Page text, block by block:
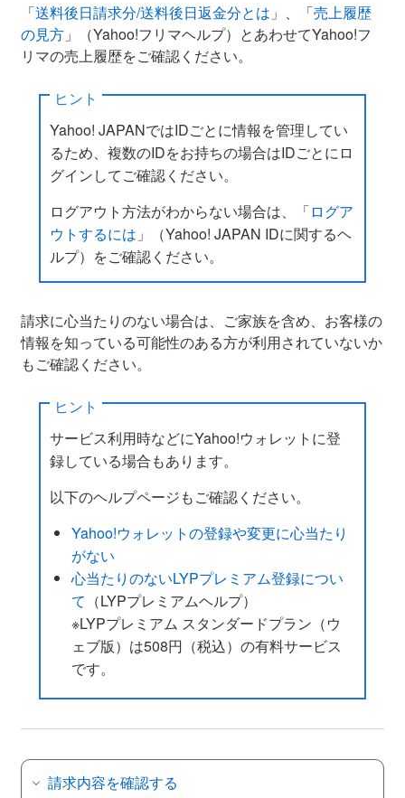
「送料後日請求分/送料後日返金分とは 」、「売上履歴
の見方 」（Yahoo!フリマヘルプ）とあわせてYahoo!フ
リマの売上履歴をご確認ください。
ヒント
Yahoo! JAPANではIDごとに情報を管理してい
るため、複数のIDをお持ちの場合はIDごとにロ
グインしてご確認ください。
ログアウト方法がわからない場合は、「ログア
ウトするには 」（Yahoo! JAPAN IDに関するヘ
ルプ）をご確認ください。
請求に心当たりのない場合は、ご家族を含め、お客様の
情報を知っている可能性のある方が利用されていないか
もご確認ください。
ヒント
サービス利用時などにYahoo!ウォレットに登
録している場合もあります。
以下のヘルプページもご確認ください。
Yahoo!ウォレットの登録や変更に心当たり
がない
心当たりのないLYPプレミアム登録につい
て （LYPプレミアムヘルプ）
※LYPプレミアム スタンダードプラン（ウ
ェブ版）は508円（税込）の有料サービス
です。
請求内容を確認する